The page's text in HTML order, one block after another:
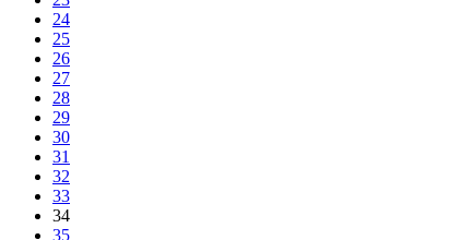
24
25
26
27
28
29
30
31
32
33
34
35